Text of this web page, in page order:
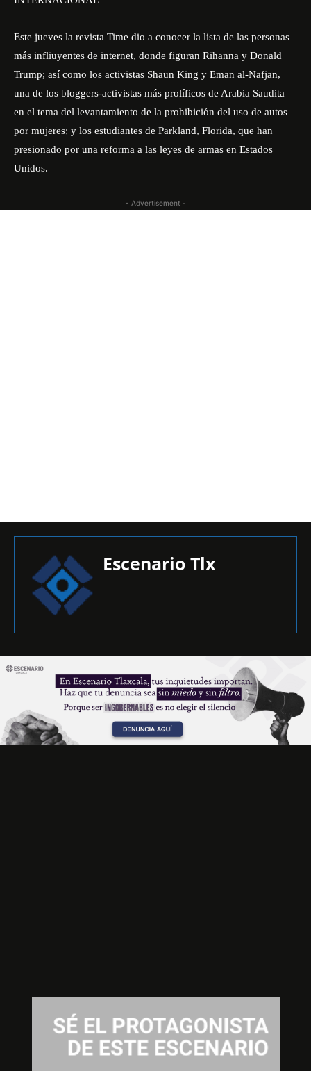
Este jueves la revista Time dio a conocer la lista de las personas
más infliuyentes de internet, donde figuran Rihanna y Donald
Trump; así como los activistas Shaun King y Eman al-Nafjan,
una de los bloggers-activistas más prolíficos de Arabia Saudita
en el tema del levantamiento de la prohibición del uso de autos
por mujeres; y los estudiantes de Parkland, Florida, que han
presionado por una reforma a las leyes de armas en Estados
Unidos.
- Advertisement -
Escenario Tlx